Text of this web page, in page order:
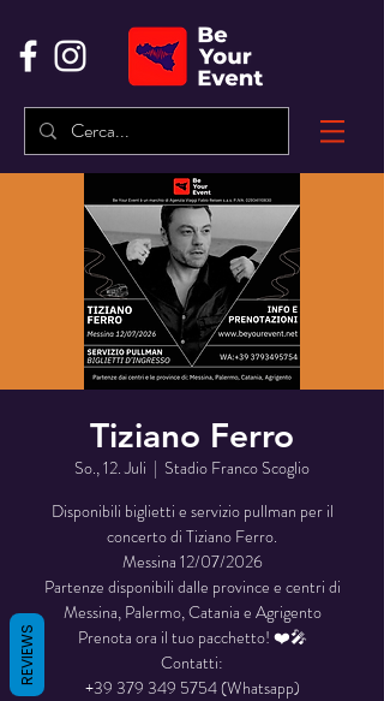
Tiziano Ferro
So., 12. Juli
  |
Stadio Franco Scoglio
Disponibili biglietti e servizio pullman per il
concerto di Tiziano Ferro.
Messina 12/07/2026
Partenze disponibili dalle province e centri di
Messina, Palermo, Catania e Agrigento
Prenota ora il tuo pacchetto! ❤️🎤
Contatti:
+39 379 349 5754 (Whatsapp)
REVIEWS